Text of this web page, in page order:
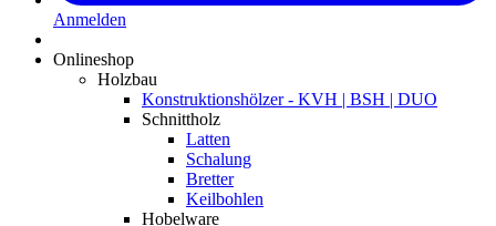
Anmelden
Onlineshop
Holzbau
Konstruktionshölzer - KVH | BSH | DUO
Schnittholz
Latten
Schalung
Bretter
Keilbohlen
Hobelware